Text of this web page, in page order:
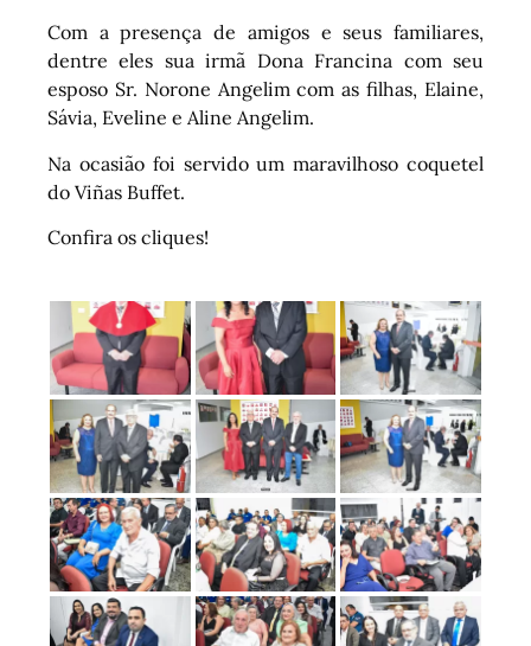
Com a presença de amigos e seus familiares,
dentre eles sua irmã Dona Francina com seu
esposo Sr. Norone Angelim com as filhas, Elaine,
Sávia, Eveline e Aline Angelim.
Na ocasião foi servido um maravilhoso coquetel
do Viñas Buffet.
Confira os cliques!